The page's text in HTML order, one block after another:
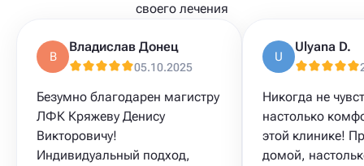
своего лечения
В
Владислав Донец
05.10.2025
Безумно благодарен магистру
ЛФК Кряжеву Денису
Викторовичу!
Индивидуальный подход,
U
Ulyana D.
Никогда не
настолько
этой клинике!
домой,